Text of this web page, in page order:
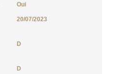
Oui
20/07/2023
D
D